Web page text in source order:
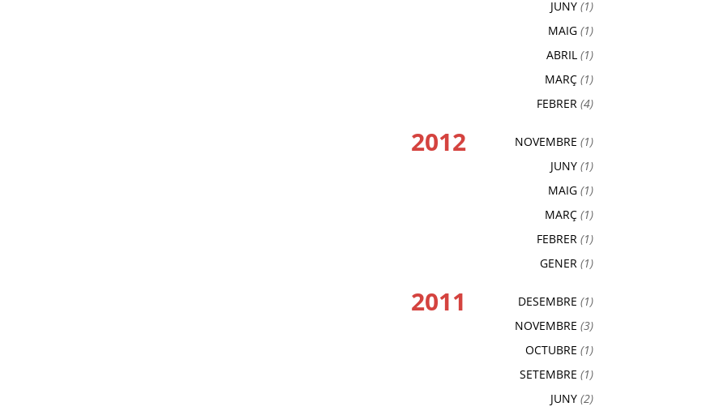
JUNY (1)
MAIG (1)
ABRIL (1)
MARÇ (1)
FEBRER (4)
2012 NOVEMBRE (1)
JUNY (1)
MAIG (1)
MARÇ (1)
FEBRER (1)
GENER (1)
2011 DESEMBRE (1)
NOVEMBRE (3)
OCTUBRE (1)
SETEMBRE (1)
JUNY (2)